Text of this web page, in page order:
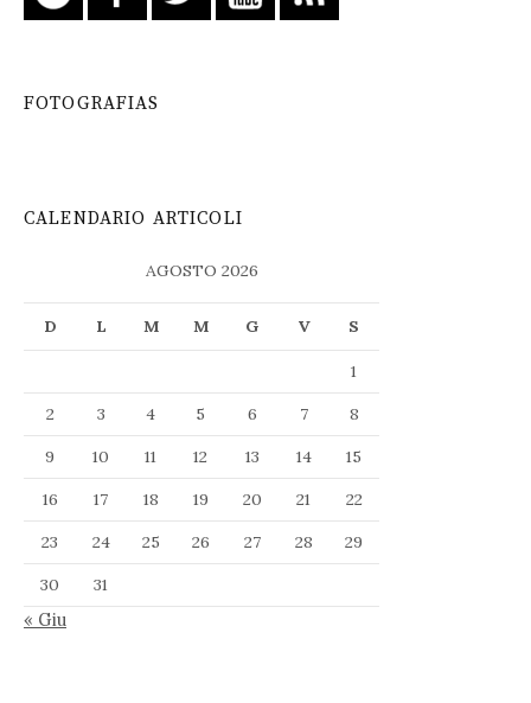
FOTOGRAFIAS
CALENDARIO ARTICOLI
AGOSTO 2026
D L M M G V S
1
2
3 4 5 6 7
8
9
10 11 12 13 14
15
16
17 18 19 20 21
22
23
24 25 26 27 28
29
30
31
« Giu